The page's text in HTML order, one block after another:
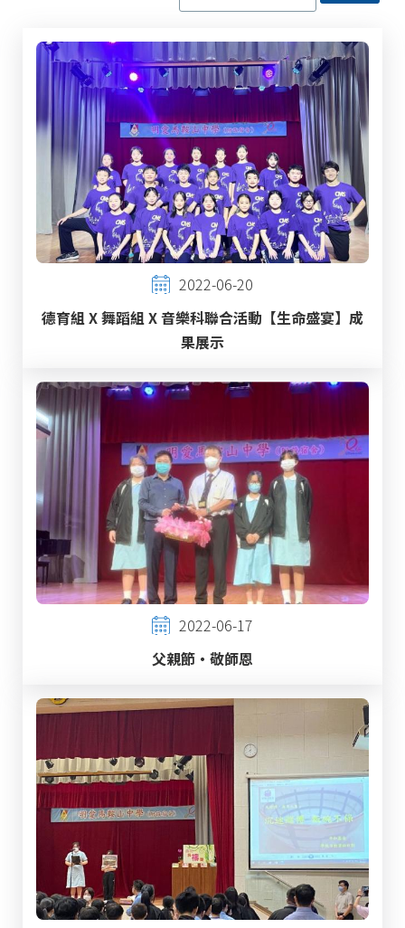
2022-06-20
德育組 X 舞蹈組 X 音樂科聯合活動【生命盛宴】成
果展示
2022-06-17
父親節‧敬師恩